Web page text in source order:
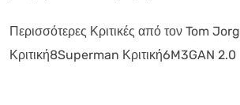
Περισσότερες Κριτικές από τον Tom
Κριτική8Superman Κριτική6M3GAN 2.0